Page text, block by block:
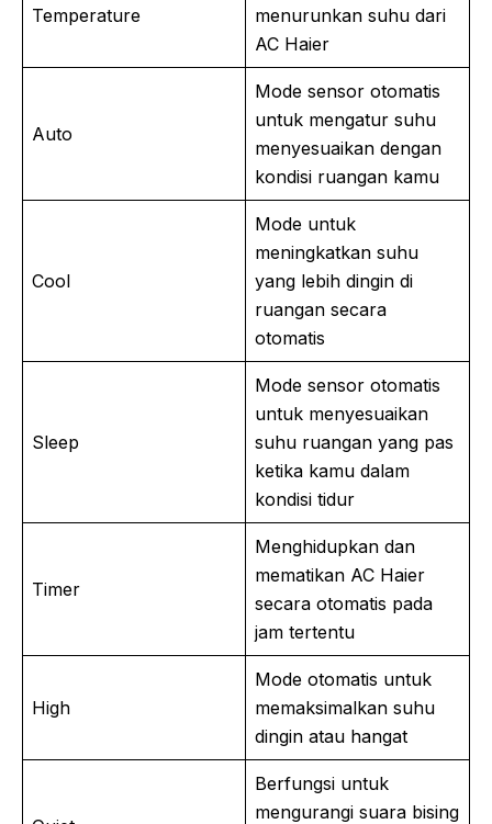
Temperature
menurunkan suhu dari
AC Haier
Auto
Mode sensor otomatis
untuk mengatur suhu
menyesuaikan dengan
kondisi ruangan kamu
Cool
Mode untuk
meningkatkan suhu
yang lebih dingin di
ruangan secara
otomatis
Sleep
Mode sensor otomatis
untuk menyesuaikan
suhu ruangan yang pas
ketika kamu dalam
kondisi tidur
Timer
Menghidupkan dan
mematikan AC Haier
secara otomatis pada
jam tertentu
High
Mode otomatis untuk
memaksimalkan suhu
dingin atau hangat
Berfungsi untuk
mengurangi suara bising